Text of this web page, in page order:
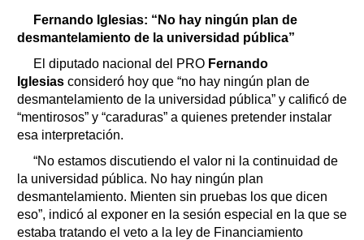
Fernando Iglesias: “No hay ningún plan de
desmantelamiento de la universidad pública”
El diputado nacional del PRO Fernando
Iglesias consideró hoy que “no hay ningún plan de
desmantelamiento de la universidad pública” y calificó de
“mentirosos” y “caraduras” a quienes pretender instalar
esa interpretación.
“No estamos discutiendo el valor ni la continuidad de
la universidad pública. No hay ningún plan
desmantelamiento. Mienten sin pruebas los que dicen
eso”, indicó al exponer en la sesión especial en la que se
estaba tratando el veto a la ley de Financiamiento